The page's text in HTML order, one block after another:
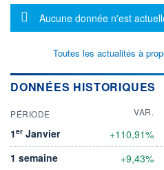
Message d'information
Aucune donnée n'est
Toutes les actualités à
DONNÉES HISTORIQUES
PÉRIODE VAR.
1er Janvier +110,91%
1 semaine
+9,43%